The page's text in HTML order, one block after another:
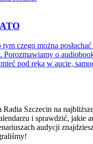
czego można
o
pod ręką w aucie,
Radia Szczecin na
i sprawdzić, jakie
audycji